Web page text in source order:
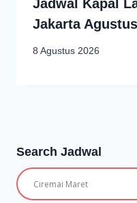
Jadwal Kapal
Jakarta
8 Agustus 2026
Search Jadwal